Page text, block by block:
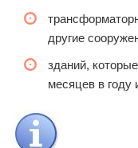
другие
зданий,
месяцев в году